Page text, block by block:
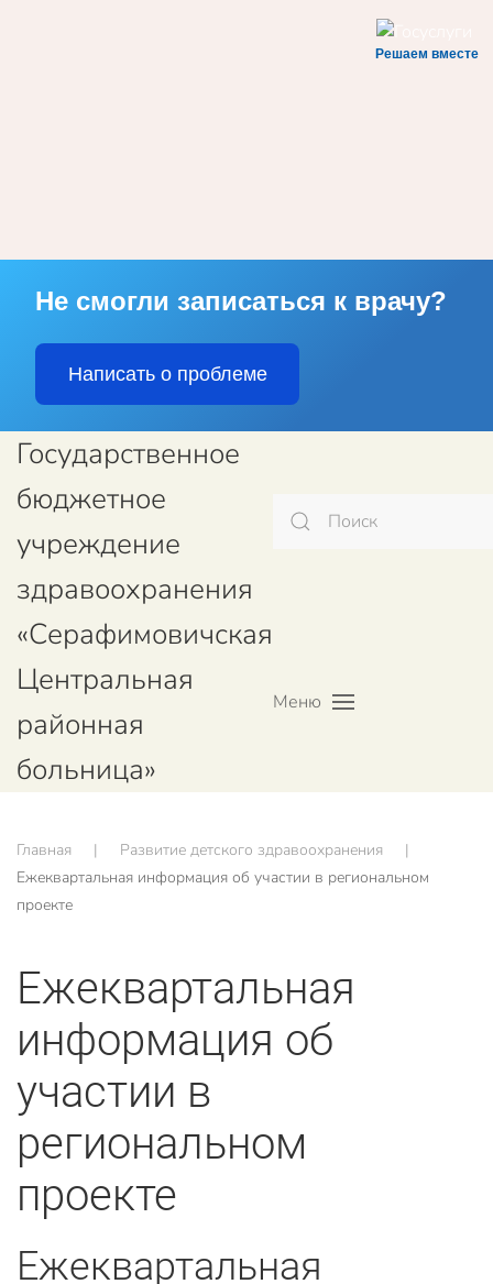
Решаем вместе
Не смогли записаться к врачу?
Написать о проблеме
Государственное
бюджетное
учреждение
здравоохранения
«Серафимовичская
Центральная
районная
больница»
Меню
Главная
Развитие детского здравоохранения
Ежеквартальная информация об участии в региональном
проекте
Ежеквартальная
информация об
участии в
региональном
проекте
Ежеквартальная